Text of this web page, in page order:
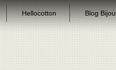
Hellocotton Blog